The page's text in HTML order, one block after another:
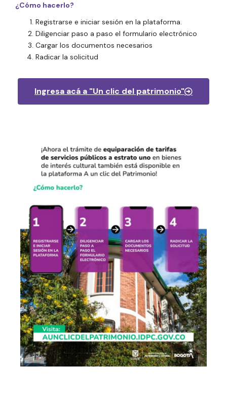
¿Cómo hacerlo?
Registrarse e iniciar sesión en la plataforma.
Diligenciar paso a paso el formulario electrónico
Cargar los documentos necesarios
Radicar la solicitud
Ingresa acá a "Un clic del patrimonio"